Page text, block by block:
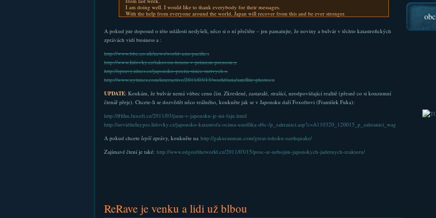
I am doing well. I would like to thank everybody for their messages.
With the help from everyone around the world, Japan will recover from this and be ever stronger.
A pokud jste doposud o této události neslyšeli, něco si o ní přečtěte – jen pamatujte, že noviny a bulvár v těchto katastrofických
zprávách vidí business a :
http://www.bbc.co.uk/news/world-asia-pacific..
http://www.lidovky.cz/takovou-hruzu-v-primem-prenosu...
http://zpravy.idnes.cz/japonsko-pocita-tisice-mrtvych...
http://www.nytimes.com/interactive/2011/03/13/world/asia/satellite-photos...
UPDATE: Koukám, že bulvár nemá vůbec cenu číst. Zkreslené, zastaralé, strašící, neodpovídající realitě (přesně co si konzumní
čtenář přeje). Chcete-li se dozvědět něco reálného, koukněte jak se v Japonsku daří Foxoftovi (František Fuka):
http://fffilm.fuxoft.cz/2011/03/jsem-v-japonsku-je-mi-fajn.html
http://neviditelnypes.lidovky.cz/japonsko-katastrofa-ocima-usedlika-d6c-/p_zahranici.asp?c=A110320_120015_p_zahranici_wag
A pokud chcete lepšízprávy, koukněte na http://gakuranman.com/great-tohoku-earthquake/
Zajímavé čtení je také: http://www.edgeoftheworld.cz/2011/03/15/proc-se-nebojim-japonskych-jadernych-reaktoru/
ReRave je venku a lidi už blbou